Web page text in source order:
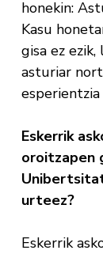
honekin:
Kasu
gisa ez
asturiar
Eskerrik
oroitzapen
urteez?
Eskerrik